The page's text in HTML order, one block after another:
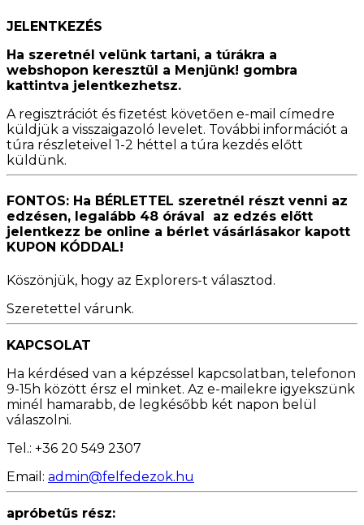
JELENTKEZÉS
Ha szeretnél velünk tartani, a túrákra a
webshopon keresztül a Menjünk! gombra
kattintva jelentkezhetsz.
A regisztrációt és fizetést követően e-mail címedre
küldjük a visszaigazoló levelet. További információt a
túra részleteivel 1-2 héttel a túra kezdés előtt
küldünk.
FONTOS: Ha BÉRLETTEL szeretnél részt venni az
edzésen, legalább 48 órával az edzés előtt
jelentkezz be online a bérlet vásárlásakor kapott
KUPON KÓDDAL!
Köszönjük, hogy az Explorers-t választod.
Szeretettel várunk.
KAPCSOLAT
Ha kérdésed van a képzéssel kapcsolatban, telefonon
9-15h között érsz el minket. Az e-mailekre igyekszünk
minél hamarabb, de legkésőbb két napon belül
válaszolni.
Tel.: +36 20 549 2307
Email: admin@felfedezok.hu
apróbetűs rész: